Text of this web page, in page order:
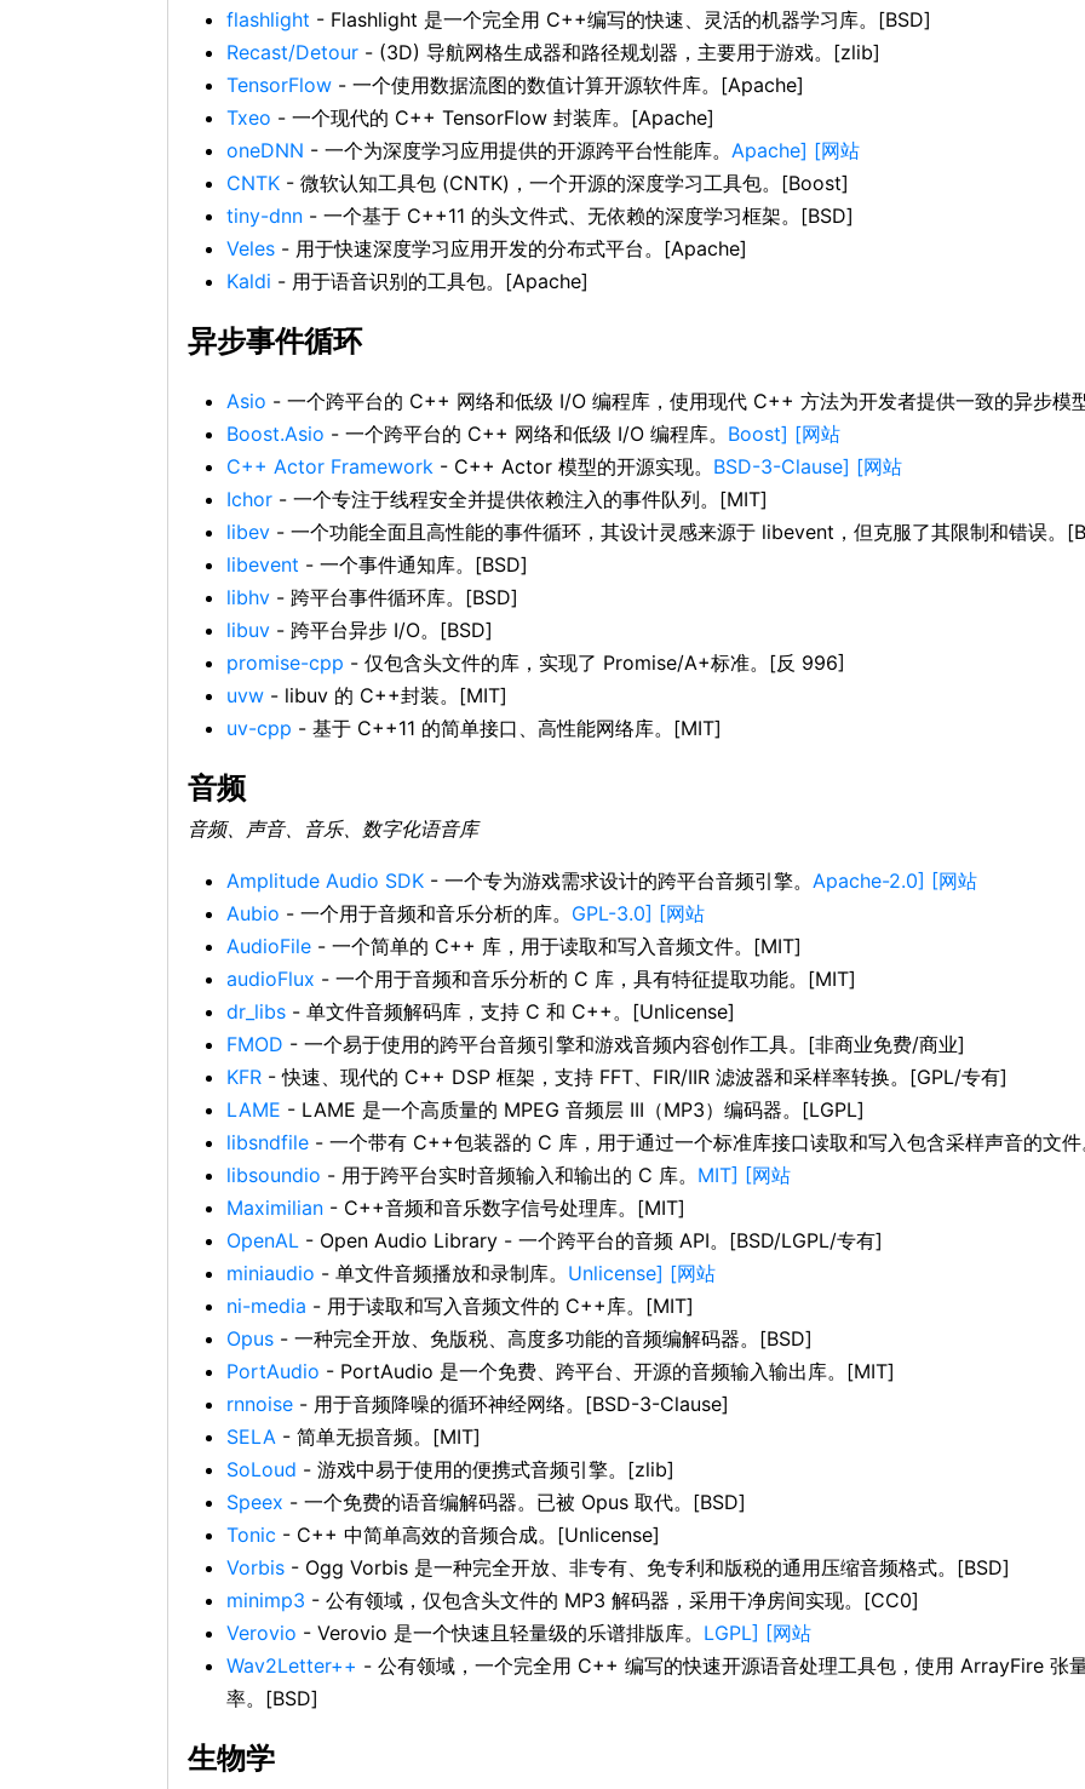
flashlight - Flashlight 是一个完全用 C++编写的快速、灵活的机器学习库。[BSD]
Recast/Detour - (3D) 导航网格生成器和路径规划器，主要用于游戏。[zlib]
TensorFlow - 一个使用数据流图的数值计算开源软件库。[Apache]
Txeo - 一个现代的 C++ TensorFlow 封装库。[Apache]
oneDNN - 一个为深度学习应用提供的开源跨平台性能库。 Apache] [网站
CNTK - 微软认知工具包 (CNTK)，一个开源的深度学习工具包。[Boost]
tiny-dnn - 一个基于 C++11 的头文件式、无依赖的深度学习框架。[BSD]
Veles - 用于快速深度学习应用开发的分布式平台。[Apache]
Kaldi - 用于语音识别的工具包。[Apache]
异步事件循环
Asio - 一个跨平台的 C++ 网络和低级 I/O 编程库，使用现代 C++ 方法为开发者提供一致的异步模
Boost.Asio - 一个跨平台的 C++ 网络和低级 I/O 编程库。 Boost] [网站
C++ Actor Framework - C++ Actor 模型的开源实现。 BSD-3-Clause] [网站
Ichor - 一个专注于线程安全并提供依赖注入的事件队列。[MIT]
libev - 一个功能全面且高性能的事件循环，其设计灵感来源于 libevent，但克服了其限制和错误。
libevent - 一个事件通知库。[BSD]
libhv - 跨平台事件循环库。[BSD]
libuv - 跨平台异步 I/O。[BSD]
promise-cpp - 仅包含头文件的库，实现了 Promise/A+标准。[反 996]
uvw - libuv 的 C++封装。[MIT]
uv-cpp - 基于 C++11 的简单接口、高性能网络库。[MIT]
音频
音频、声音、音乐、数字化语音库
Amplitude Audio SDK - 一个专为游戏需求设计的跨平台音频引擎。 Apache-2.0] [网站
Aubio - 一个用于音频和音乐分析的库。 GPL-3.0] [网站
AudioFile - 一个简单的 C++ 库，用于读取和写入音频文件。[MIT]
audioFlux - 一个用于音频和音乐分析的 C 库，具有特征提取功能。[MIT]
dr_libs - 单文件音频解码库，支持 C 和 C++。[Unlicense]
FMOD - 一个易于使用的跨平台音频引擎和游戏音频内容创作工具。[非商业免费/商业]
KFR - 快速、现代的 C++ DSP 框架，支持 FFT、FIR/IIR 滤波器和采样率转换。[GPL/专有]
LAME - LAME 是一个高质量的 MPEG 音频层 III（MP3）编码器。[LGPL]
libsndfile - 一个带有 C++包装器的 C 库，用于通过一个标准库接口读取和写入包含采样声音的文
libsoundio - 用于跨平台实时音频输入和输出的 C 库。 MIT] [网站
Maximilian - C++音频和音乐数字信号处理库。[MIT]
OpenAL - Open Audio Library - 一个跨平台的音频 API。[BSD/LGPL/专有]
miniaudio - 单文件音频播放和录制库。 Unlicense] [网站
ni-media - 用于读取和写入音频文件的 C++库。[MIT]
Opus - 一种完全开放、免版税、高度多功能的音频编解码器。[BSD]
PortAudio - PortAudio 是一个免费、跨平台、开源的音频输入输出库。[MIT]
rnnoise - 用于音频降噪的循环神经网络。[BSD-3-Clause]
SELA - 简单无损音频。[MIT]
SoLoud - 游戏中易于使用的便携式音频引擎。[zlib]
Speex - 一个免费的语音编解码器。已被 Opus 取代。[BSD]
Tonic - C++ 中简单高效的音频合成。[Unlicense]
Vorbis - Ogg Vorbis 是一种完全开放、非专有、免专利和版税的通用压缩音频格式。[BSD]
minimp3 - 公有领域，仅包含头文件的 MP3 解码器，采用干净房间实现。[CC0]
Verovio - Verovio 是一个快速且轻量级的乐谱排版库。 LGPL] [网站
Wav2Letter++ - 公有领域，一个完全用 C++ 编写的快速开源语音处理工具包，使用 ArrayFire 张
率。[BSD]
生物学